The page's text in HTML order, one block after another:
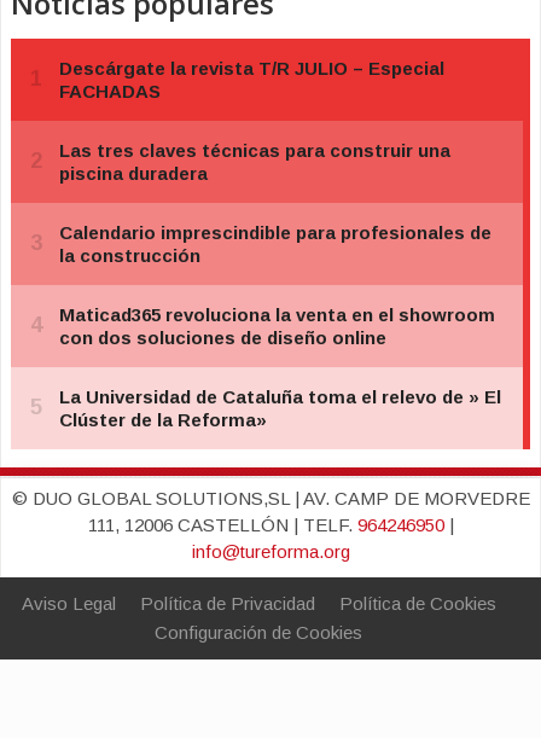
© DUO GLOBAL SOLUTIONS,SL | AV. CAMP DE MORVEDRE
111, 12006 CASTELLÓN | TELF. 964246950|
info@tureforma.org
Aviso Legal Política de Privacidad
Política de Cookies
Configuración de Cookies